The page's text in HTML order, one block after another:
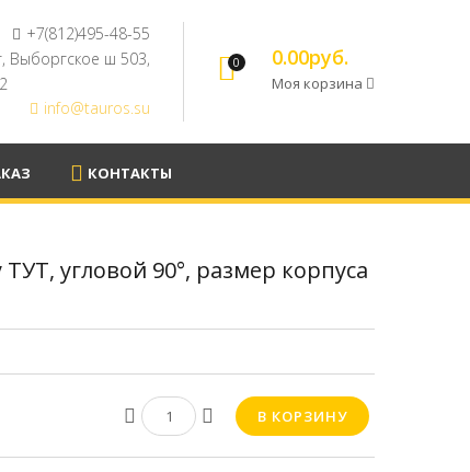
+7(812)495-48-55
Выборгское ш 503,
info@tauros.su
0 0.00руб.
Моя корзина
КОНТАКТЫ
угловой 90°, размер корпуса